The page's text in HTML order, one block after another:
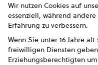
Wir nutzen Cookies auf
essenziell, während
Erfahrung zu verbessern.
Wenn Sie unter 16 Jahre
freiwilligen Diensten
Erziehungsberechtigten